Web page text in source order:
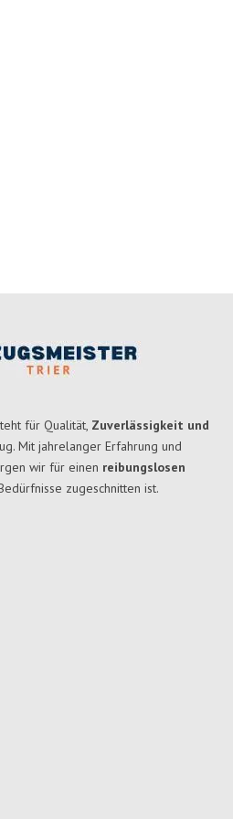
für Qualität, Zuverlässigkeit und
Mit jahrelanger Erfahrung und
wir für einen reibungslosen
zugeschnitten ist.